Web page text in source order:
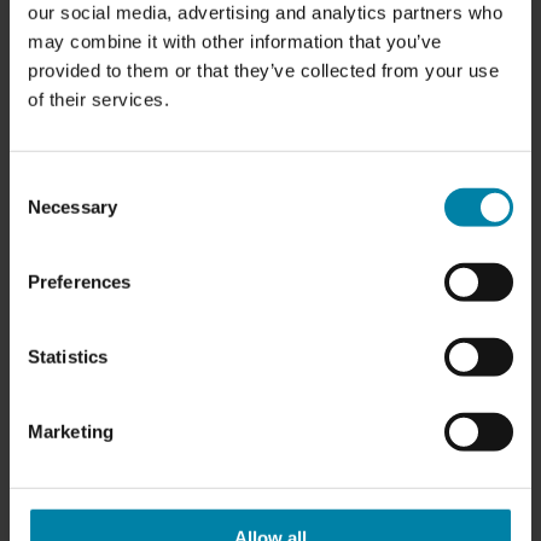
our social media, advertising and analytics partners who
may combine it with other information that you’ve
provided to them or that they’ve collected from your use
of their services.
Selection
Necessary
Preferences
Statistics
Marketing
Stenslag er blandt de mest almindelige skader på biler,
men heldigvis er det også en af de letteste at reparere.
Hos Repair2Care i Odense tilbyder vi hurtig og effektiv
forhindre, at skaden udvikler sig, og sikre, at din bil ser ud
Uanset om det drejer sig om et enkelt stenslag eller flere